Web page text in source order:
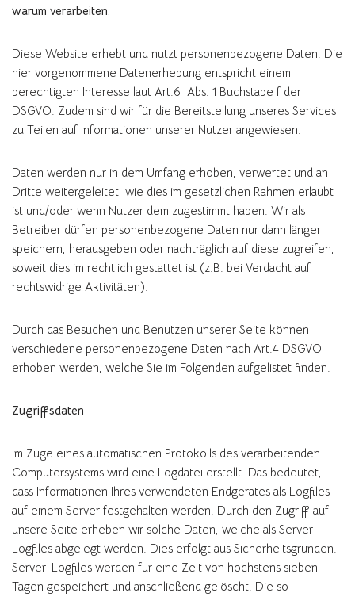
warum verarbeiten.
Diese Website erhebt und nutzt personenbezogene Daten. Die
hier vorgenommene Datenerhebung entspricht einem
berechtigten Interesse laut Art.6 Abs. 1 Buchstabe f der
DSGVO. Zudem sind wir für die Bereitstellung unseres Services
zu Teilen auf Informationen unserer Nutzer angewiesen.
Daten werden nur in dem Umfang erhoben, verwertet und an
Dritte weitergeleitet, wie dies im gesetzlichen Rahmen erlaubt
ist und/oder wenn Nutzer dem zugestimmt haben. Wir als
Betreiber dürfen personenbezogene Daten nur dann länger
speichern, herausgeben oder nachträglich auf diese zugreifen,
soweit dies im rechtlich gestattet ist (z.B. bei Verdacht auf
rechtswidrige Aktivitäten).
Durch das Besuchen und Benutzen unserer Seite können
verschiedene personenbezogene Daten nach Art.4 DSGVO
erhoben werden, welche Sie im Folgenden aufgelistet finden.
Zugriffsdaten
Im Zuge eines automatischen Protokolls des verarbeitenden
Computersystems wird eine Logdatei erstellt. Das bedeutet,
dass Informationen Ihres verwendeten Endgerätes als Logfiles
auf einem Server festgehalten werden. Durch den Zugriff auf
unsere Seite erheben wir solche Daten, welche als Server-
Logfiles abgelegt werden. Dies erfolgt aus Sicherheitsgründen.
Server-Logfiles werden für eine Zeit von höchstens sieben
Tagen gespeichert und anschließend gelöscht. Die so